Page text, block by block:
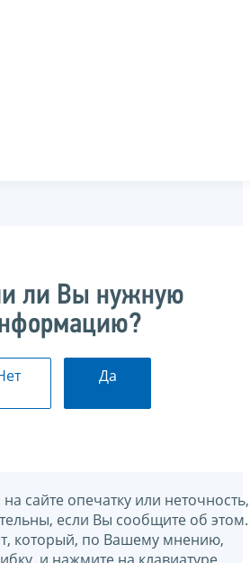
ли Вы нужную
Да
сайте опечатку или неточность,
если Вы сообщите об этом.
который, по Вашему мнению,